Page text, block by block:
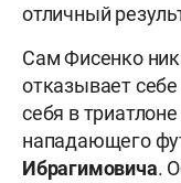
отличный
Сам Фисенко
отказывает
себя в
нападающего
Ибрагимовича.